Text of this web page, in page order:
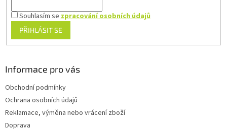
Souhlasím sezpracování osobních údajů
PŘIHLÁSIT SE
Informace pro vás
Obchodní podmínky
Ochrana osobních údajů
Reklamace, výměna nebo vrácení zboží
Doprava